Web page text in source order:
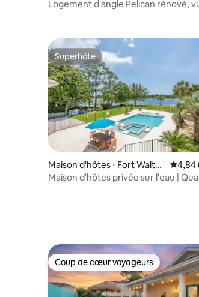
Destin
Logement d'angle Pelican rénové,
Superhôte
Superhôte
Maison d'hôtes ⋅ Fort Walto
n Beach
4,84
Maison d'hôtes privée sur l'eau |
Coup de cœur voyageurs
Coup de cœur voyageurs